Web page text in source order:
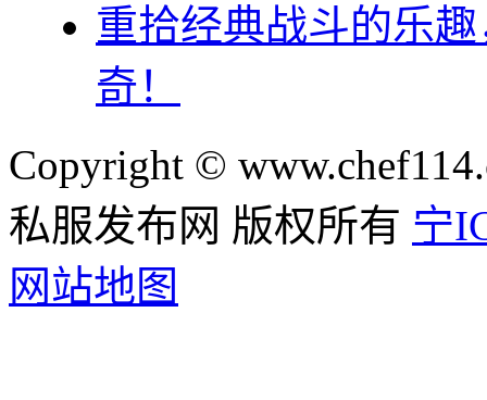
重拾经典战斗的乐
奇！
Copyright ©
私服发布网 版权所有 宁
网站地图